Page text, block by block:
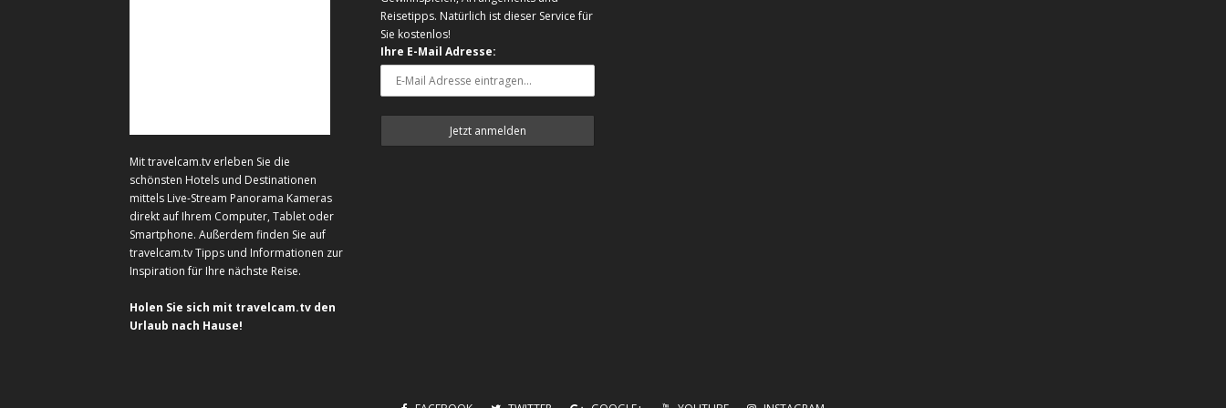
Mit travelcam.tv erleben Sie die
schönsten Hotels und Destinationen
mittels Live-Stream Panorama Kameras
direkt auf Ihrem Computer, Tablet oder
Smartphone. Außerdem finden Sie auf
travelcam.tv Tipps und Informationen zur
Inspiration für Ihre nächste Reise.
Holen Sie sich mit travelcam.tv den
Urlaub nach Hause!
Reisetipps. Natürlich ist dieser Service für
Sie kostenlos!
Ihre E-Mail Adresse: